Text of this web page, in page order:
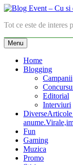
Skip
content
Blog Event – Cu si
Tot ce este de interes
Menu
Home
Blogging
Campanii
Editorial
Interviuri
DiverseArticole
Fun
Gaming
Muzica
Promo